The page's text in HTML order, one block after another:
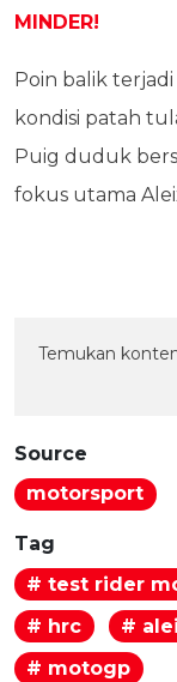
MINDER!
Poin balik
kondisi patah
Puig duduk
fokus utama
Temukan
Source
motorsport
Tag
# test rider
# hrc
#
# motogp